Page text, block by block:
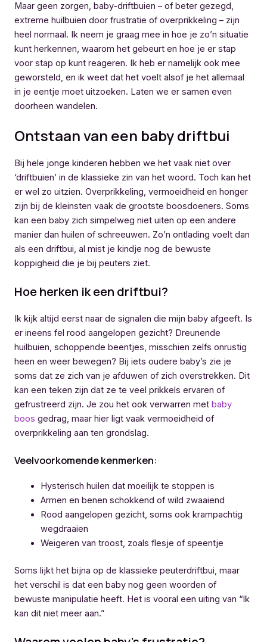
Maar geen zorgen, baby-driftbuien – of beter gezegd,
extreme huilbuien door frustratie of overprikkeling – zijn
heel normaal. Ik neem je graag mee in hoe je zo’n situatie
kunt herkennen, waarom het gebeurt en hoe je er stap
voor stap op kunt reageren. Ik heb er namelijk ook mee
geworsteld, en ik weet dat het voelt alsof je het allemaal
in je eentje moet uitzoeken. Laten we er samen even
doorheen wandelen.
Ontstaan van een baby driftbui
Bij hele jonge kinderen hebben we het vaak niet over
‘driftbuien’ in de klassieke zin van het woord. Toch kan het
er wel zo uitzien. Overprikkeling, vermoeidheid en honger
zijn bij de kleinsten vaak de grootste boosdoeners. Soms
kan een baby zich simpelweg niet uiten op een andere
manier dan huilen of schreeuwen. Zo’n ontlading voelt dan
als een driftbui, al mist je kindje nog de bewuste
koppigheid die je bij peuters ziet.
Hoe herken ik een driftbui?
Ik kijk altijd eerst naar de signalen die mijn baby afgeeft. Is
er ineens fel rood aangelopen gezicht? Dreunende
huilbuien, schoppende beentjes, misschien zelfs onrustig
heen en weer bewegen? Bij iets oudere baby’s zie je
soms dat ze zich van je afduwen of zich overstrekken. Dit
kan een teken zijn dat ze te veel prikkels ervaren of
gefrustreerd zijn. Je zou het ook verwarren met baby
boos gedrag, maar hier ligt vaak vermoeidheid of
overprikkeling aan ten grondslag.
Veelvoorkomende kenmerken:
Hysterisch huilen dat moeilijk te stoppen is
Armen en benen schokkend of wild zwaaiend
Rood aangelopen gezicht, soms ook krampachtig
wegdraaien
Weigeren van troost, zoals flesje of speentje
Soms lijkt het bijna op de klassieke peuterdriftbui, maar
het verschil is dat een baby nog geen woorden of
bewuste manipulatie heeft. Het is vooral een uiting van “Ik
kan dit niet meer aan.”